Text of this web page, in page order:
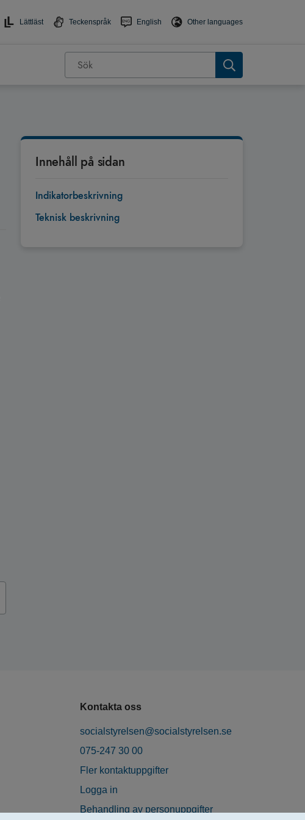
Lättläst Teckenspråk English Other languages
Innehåll på sidan
Indikatorbeskrivning
Teknisk beskrivning
Kontakta oss
socialstyrelsen@socialstyrelsen.se
075-247 30 00
Fler kontaktuppgifter
Logga in
Behandling av personuppgifter